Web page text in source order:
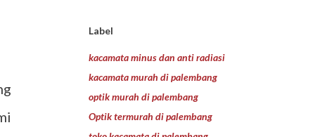
Label
kacamata minus dan anti radiasi
kacamata murah di palembang
optik murah di palembang
Optik termurah di palembang